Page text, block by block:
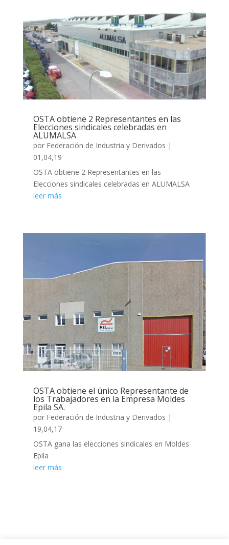
OSTA obtiene 2 Representantes en las
Elecciones sindicales celebradas en
ALUMALSA
por Federación de Industria y Derivados |
01,04,19
OSTA obtiene 2 Representantes en las
Elecciones sindicales celebradas en ALUMALSA
leer más
OSTA obtiene el único Representante de
los Trabajadores en la Empresa Moldes
Epila SA.
por Federación de Industria y Derivados |
19,04,17
OSTA gana las elecciones sindicales en Moldes
Epila
leer más